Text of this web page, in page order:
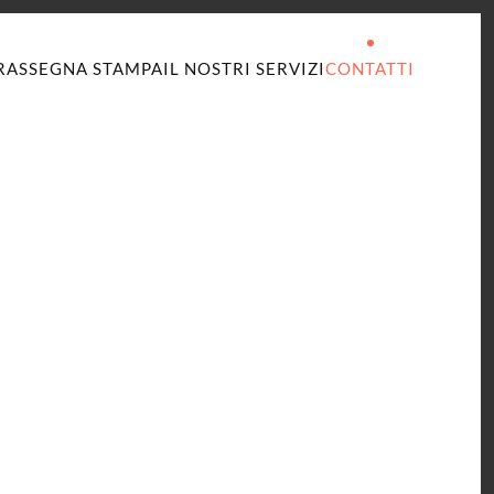
STAMPAIL NOSTRI SERVIZICONTATTI